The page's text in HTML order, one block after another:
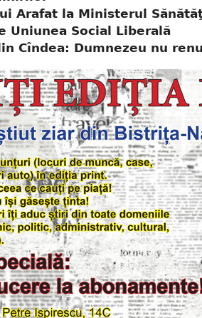
Arafat la Ministerul
Uniunea Social Liberală
Cîndea: Dumnezeu nu